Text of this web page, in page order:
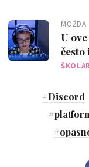
U
često
#Discord
#
#